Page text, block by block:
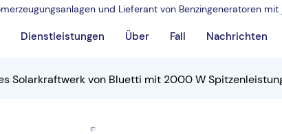
und Lieferant von Benzingeneratoren
Dienstleistungen Über Fall Nachrichten
Solarkraftwerk von Bluetti mit 2000 W